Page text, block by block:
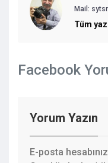
Mail:
Tüm
Facebook
Yorum Yazın
E-posta